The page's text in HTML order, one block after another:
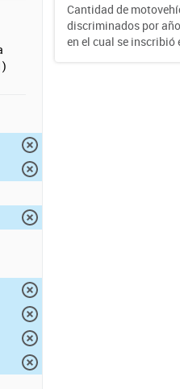
Cantidad de
discriminados por
en el cual se inscribió